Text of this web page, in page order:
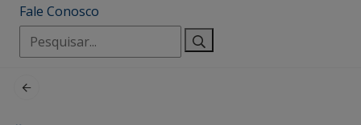
Fale Conosco
Pesquisar
por: